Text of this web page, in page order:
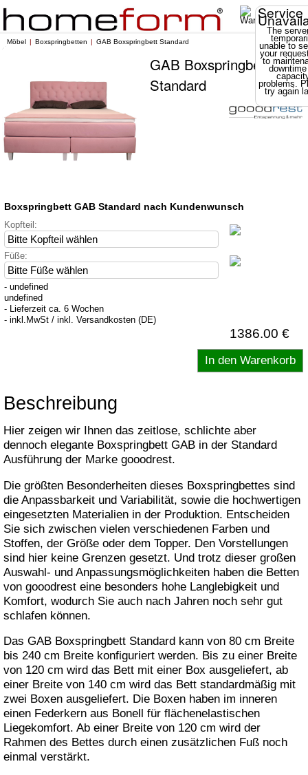
Service
The
unable to
your
to
problems.
try again
Möbel Boxspringbetten GAB Boxspringbett Standard
GAB Boxspringbett
Standard
Boxspringbett GAB Standard nach Kundenwunsch
Kopfteil:
Füße:
- undefined
undefined
- Lieferzeit ca. 6 Wochen
- inkl.MwSt / inkl. Versandkosten (DE)
1386.00 €
Beschreibung
Hier zeigen wir Ihnen das zeitlose, schlichte aber
dennoch elegante Boxspringbett GAB in der Standard
Ausführung der Marke gooodrest.
Die größten Besonderheiten dieses Boxspringbettes sind
die Anpassbarkeit und Variabilität, sowie die hochwertigen
eingesetzten Materialien in der Produktion. Entscheiden
Sie sich zwischen vielen verschiedenen Farben und
Stoffen, der Größe oder dem Topper. Den Vorstellungen
sind hier keine Grenzen gesetzt. Und trotz dieser großen
Auswahl- und Anpassungsmöglichkeiten haben die Betten
von gooodrest eine besonders hohe Langlebigkeit und
Komfort, wodurch Sie auch nach Jahren noch sehr gut
schlafen können.
Das GAB Boxspringbett Standard kann von 80 cm Breite
bis 240 cm Breite konfiguriert werden. Bis zu einer Breite
von 120 cm wird das Bett mit einer Box ausgeliefert, ab
einer Breite von 140 cm wird das Bett standardmäßig mit
zwei Boxen ausgeliefert. Die Boxen haben im inneren
einen Federkern aus Bonell für flächenelastischen
Liegekomfort. Ab einer Breite von 120 cm wird der
Rahmen des Bettes durch einen zusätzlichen Fuß noch
einmal verstärkt.